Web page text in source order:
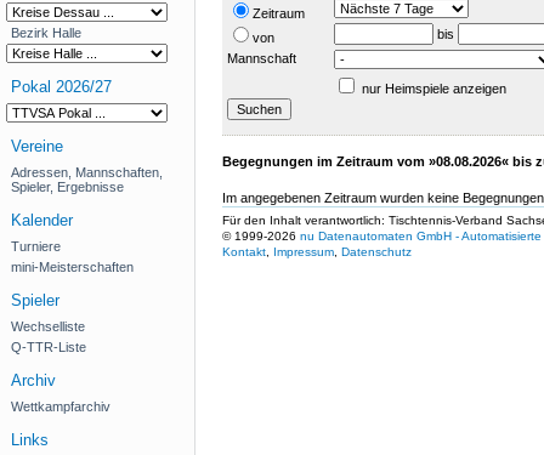
Bezirk Halle
Pokal 2026/27
Vereine
Adressen, Mannschaften,
Spieler, Ergebnisse
Kalender
Turniere
mini-Meisterschaften
Spieler
Wechselliste
Q-TTR-Liste
Archiv
Wettkampfarchiv
Links
Zeitraum
von
bis
Mannschaft
nur Heimspiele anzeigen
Begegnungen im Zeitraum vom »08.08.2026« bis
Im angegebenen Zeitraum wurden keine
Für den Inhalt verantwortlich: Tischtennis-Verband
© 1999-2026 nu Datenautomaten GmbH -
Kontakt
Impressum Datenschutz